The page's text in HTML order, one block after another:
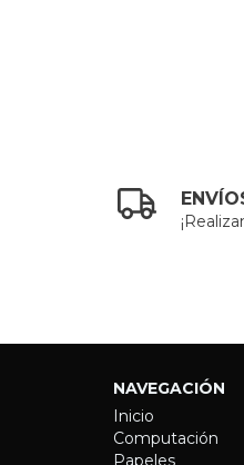
NAVEGACIÓN
Inicio
Computación
Papeles